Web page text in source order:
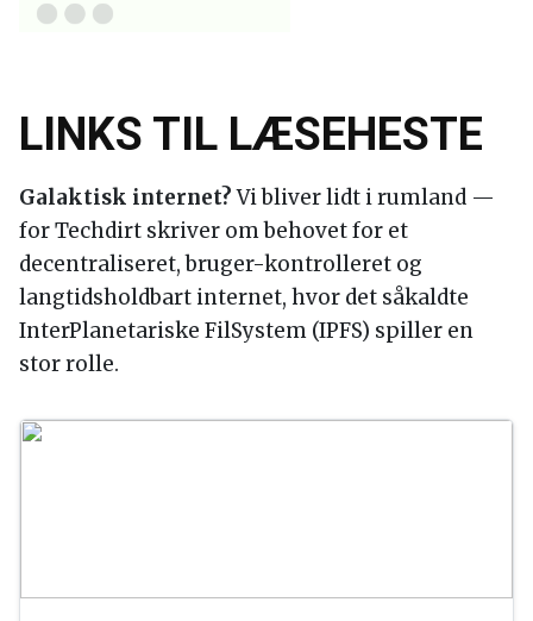
LINKS TIL LÆSEHESTE
Galaktisk internet?Vi bliver lidt i rumland —
for Techdirt skriver om behovet for et
decentraliseret, bruger-kontrolleret og
langtidsholdbart internet, hvor det såkaldte
InterPlanetariske FilSystem (IPFS) spiller en
stor rolle.